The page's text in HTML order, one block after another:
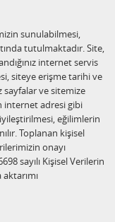
sunulabilmesi,
tutulmaktadır. Site,
internet servis
siteye erişme tarihi ve
sayfalar ve sitemize
internet adresi gibi
eğilimlerin
Toplanan kişisel
onayı
sayılı Kişisel Verilerin